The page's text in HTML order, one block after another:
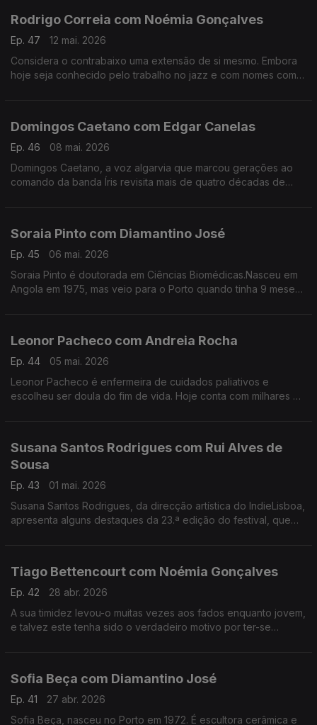
Rodrigo Correia com Noémia Gonçalves
Ep. 47
12 mai. 2026
Considera o contrabaixo uma extensão de si mesmo. Embora
hoje seja conhecido pelo trabalho no jazz e com nomes como
Domingos Caetano com Edgar Canelas
Ep. 46
08 mai. 2026
Domingos Caetano, a voz algarvia que marcou gerações ao
comando da banda Íris revisita mais de quatro décadas de
Soraia Pinto com Diamantino José
Ep. 45
06 mai. 2026
Soraia Pinto é doutorada em Ciências Biomédicas.Nasceu em
Angola em 1975, mas veio para o Porto quando tinha 9 meses.
Leonor Pacheco com Andreia Rocha
Ep. 44
05 mai. 2026
Leonor Pacheco é enfermeira de cuidados paliativos e
escolheu ser doula do fim de vida. Hoje conta com milhares de
Susana Santos Rodrigues com Rui Alves de
Sousa
Ep. 43
01 mai. 2026
Susana Santos Rodrigues, da direcção artística do IndieLisboa,
apresenta alguns destaques da 23.ª edição do festival, que
Tiago Bettencourt com Noémia Gonçalves
Ep. 42
28 abr. 2026
A sua timidez levou-o muitas vezes aos fados enquanto jovem,
e talvez este tenha sido o verdadeiro motivo por ter-se
Sofia Beça com Diamantino José
Ep. 41
27 abr. 2026
Sofia Beça, nasceu no Porto em 1972. É escultora cerâmica e